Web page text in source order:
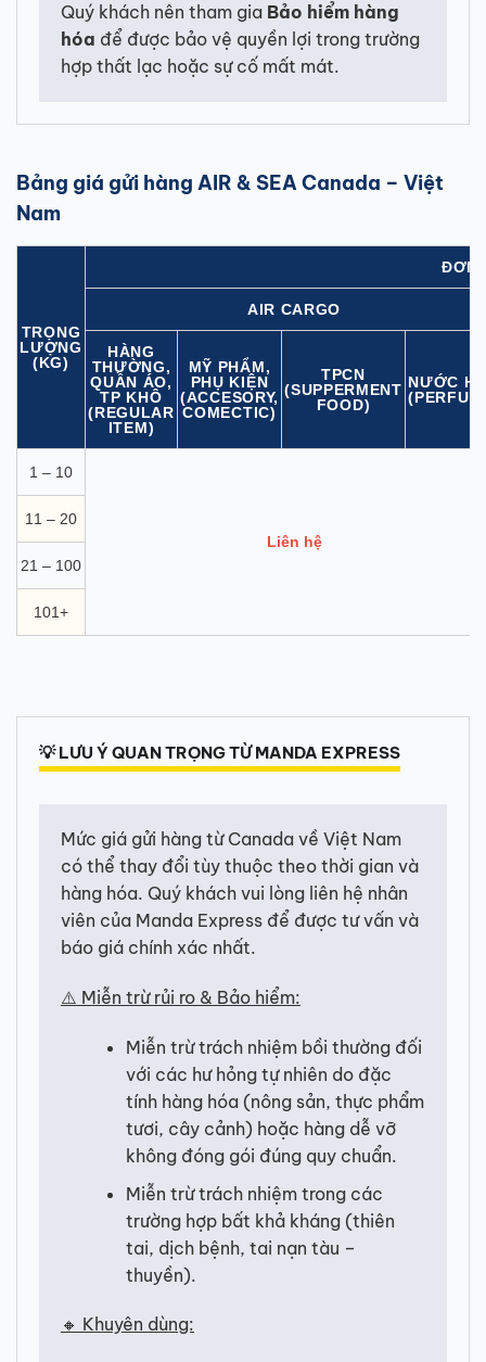
Quý khách nên tham gia Bảo hiểm hàng
hóa để được bảo vệ quyền lợi trong trường
hợp thất lạc hoặc sự cố mất mát.
Bảng giá gửi hàng AIR & SEA Canada – Việt
Nam
TRỌNG
LƯỢNG
(KG)
ĐƠN
AIR CARGO
HÀNG
THƯỜNG,
QUẦN ÁO,
TP KHÔ
(REGULAR
ITEM)
MỸ PHẨM,
PHỤ KIỆN
(ACCESORY,
COMECTIC)
TPCN
(SUPPERMENT
FOOD)
NƯỚC
1 – 10
Liên hệ
11 – 20
21 – 100
101+
💡 LƯU Ý QUAN TRỌNG TỪ MANDA EXPRESS
Mức giá gửi hàng từ Canada về Việt Nam
có thể thay đổi tùy thuộc theo thời gian và
hàng hóa. Quý khách vui lòng liên hệ nhân
viên của Manda Express để được tư vấn và
báo giá chính xác nhất.
⚠️ Miễn trừ rủi ro & Bảo hiểm:
Miễn trừ trách nhiệm bồi thường đối
với các hư hỏng tự nhiên do đặc
tính hàng hóa (nông sản, thực phẩm
tươi, cây cảnh) hoặc hàng dễ vỡ
không đóng gói đúng quy chuẩn.
Miễn trừ trách nhiệm trong các
trường hợp bất khả kháng (thiên
tai, dịch bệnh, tai nạn tàu –
thuyền).
🔸 Khuyên dùng: